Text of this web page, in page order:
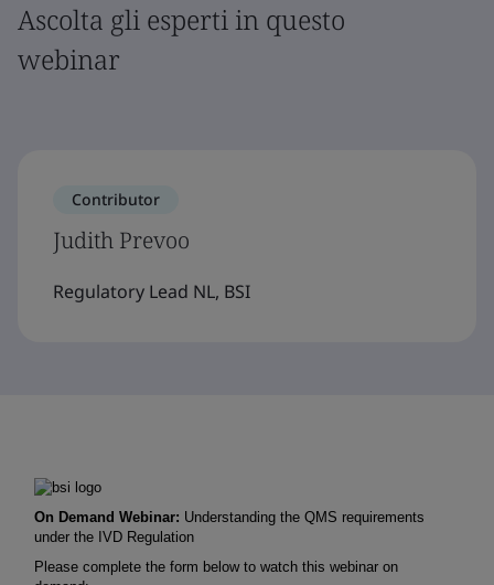
Ascolta gli esperti in questo
webinar
Contributor
Judith Prevoo
Regulatory Lead NL, BSI